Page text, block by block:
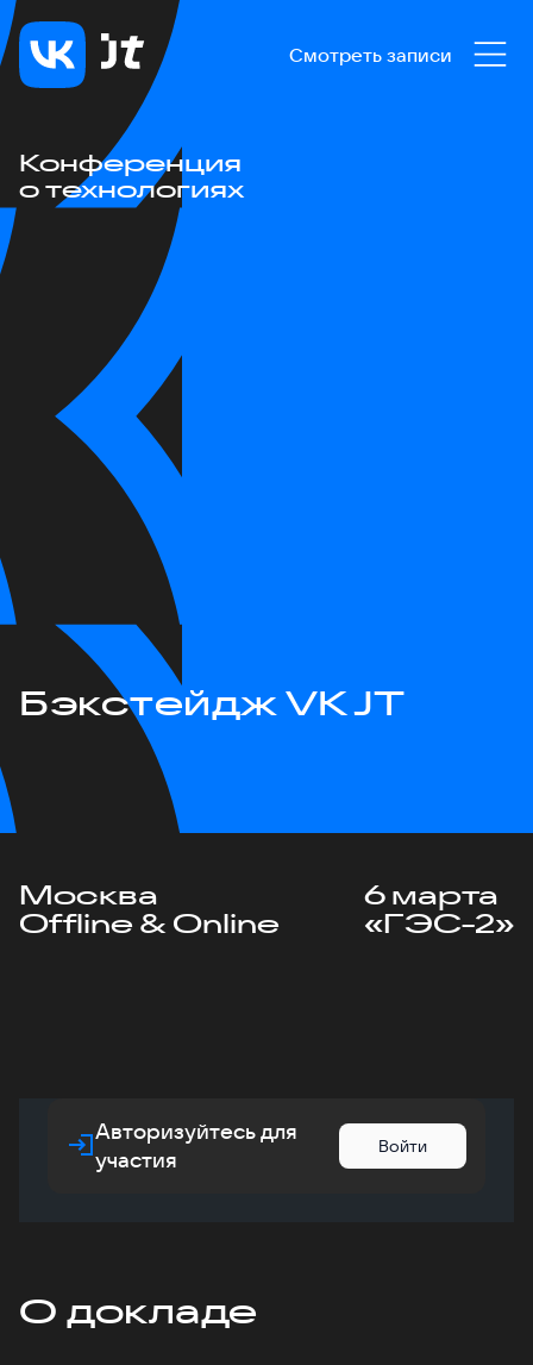
Смотреть записи
Конференция
о технологиях
Бэкстейдж VK JT
Москва
Offline & Online
6 марта
«ГЭС-2»
Авторизуйтесь для
участия
Войти
О докладе